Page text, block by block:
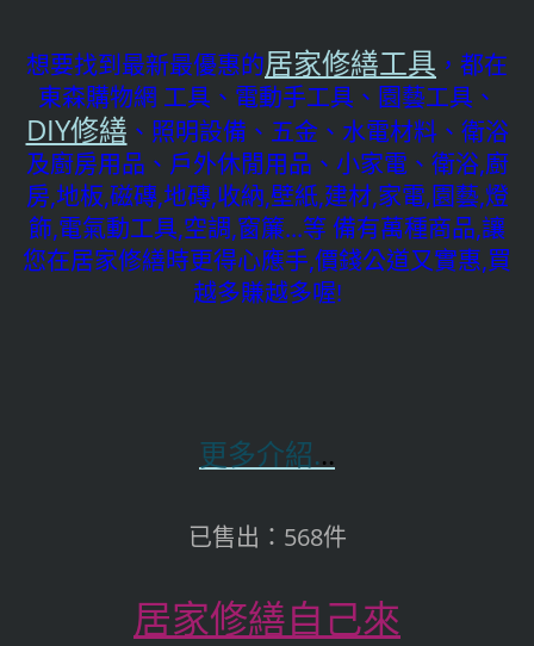
想要找到最新最優惠的居家修繕工具 ，都在
東森購物網 工具、電動手工具、園藝工具、
DIY修繕 、照明設備、五金、水電材料、衛浴
及廚房用品、戶外休閒用品、小家電、衛浴,廚
房,地板,磁磚,地磚,收納,壁紙,建材,家電,園藝,燈
飾,電氣動工具,空調,窗簾...等 備有萬種商品,讓
您在居家修繕時更得心應手,價錢公道又實惠,買
越多賺越多喔!
更多介紹...
已售出：568件
居家修繕自己來